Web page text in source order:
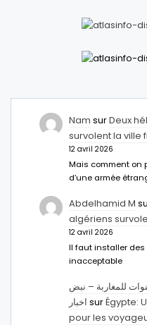
Nam surDeux
survolent la ville
12 avril 2026
Mais comment on
d’une armée
Abdelhamid M
algériens
12 avril 2026
Il faut installer
inacceptable
للمغاربة – نبض
اخبار surÉgypte:
pour les